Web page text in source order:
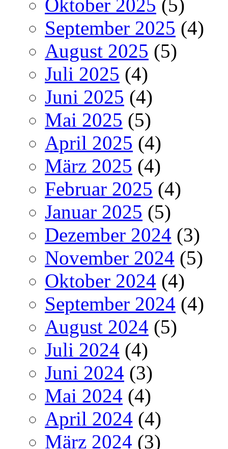
Oktober 2025 (5)
September 2025 (4)
August 2025 (5)
Juli 2025 (4)
Juni 2025 (4)
Mai 2025 (5)
April 2025 (4)
März 2025 (4)
Februar 2025 (4)
Januar 2025 (5)
Dezember 2024 (3)
November 2024 (5)
Oktober 2024 (4)
September 2024 (4)
August 2024 (5)
Juli 2024 (4)
Juni 2024 (3)
Mai 2024 (4)
April 2024 (4)
März 2024 (3)